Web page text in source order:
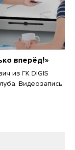
вперёд!»
из ГК DIGIS
Видеозапись